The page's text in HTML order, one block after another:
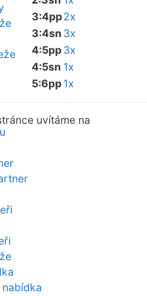
3:4pp2x
3:4sn 3x
4:5pp3x
4:5sn 1x
5:6pp1x
uvítáme na